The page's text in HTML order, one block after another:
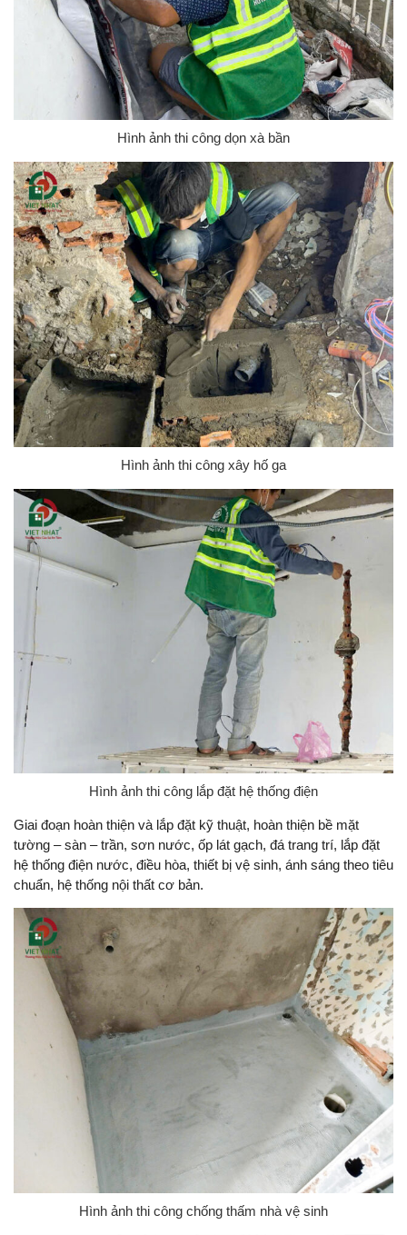
Hình ảnh thi công dọn xà bần
Hình ảnh thi công xây hố ga
Hình ảnh thi công lắp đặt hệ thống điện
Giai đoạn hoàn thiện và lắp đặt kỹ thuật, hoàn thiện bề mặt
tường – sàn – trần, sơn nước, ốp lát gạch, đá trang trí, lắp đặt
hệ thống điện nước, điều hòa, thiết bị vệ sinh, ánh sáng theo tiêu
chuẩn, hệ thống nội thất cơ bản.
Hình ảnh thi công chống thấm nhà vệ sinh